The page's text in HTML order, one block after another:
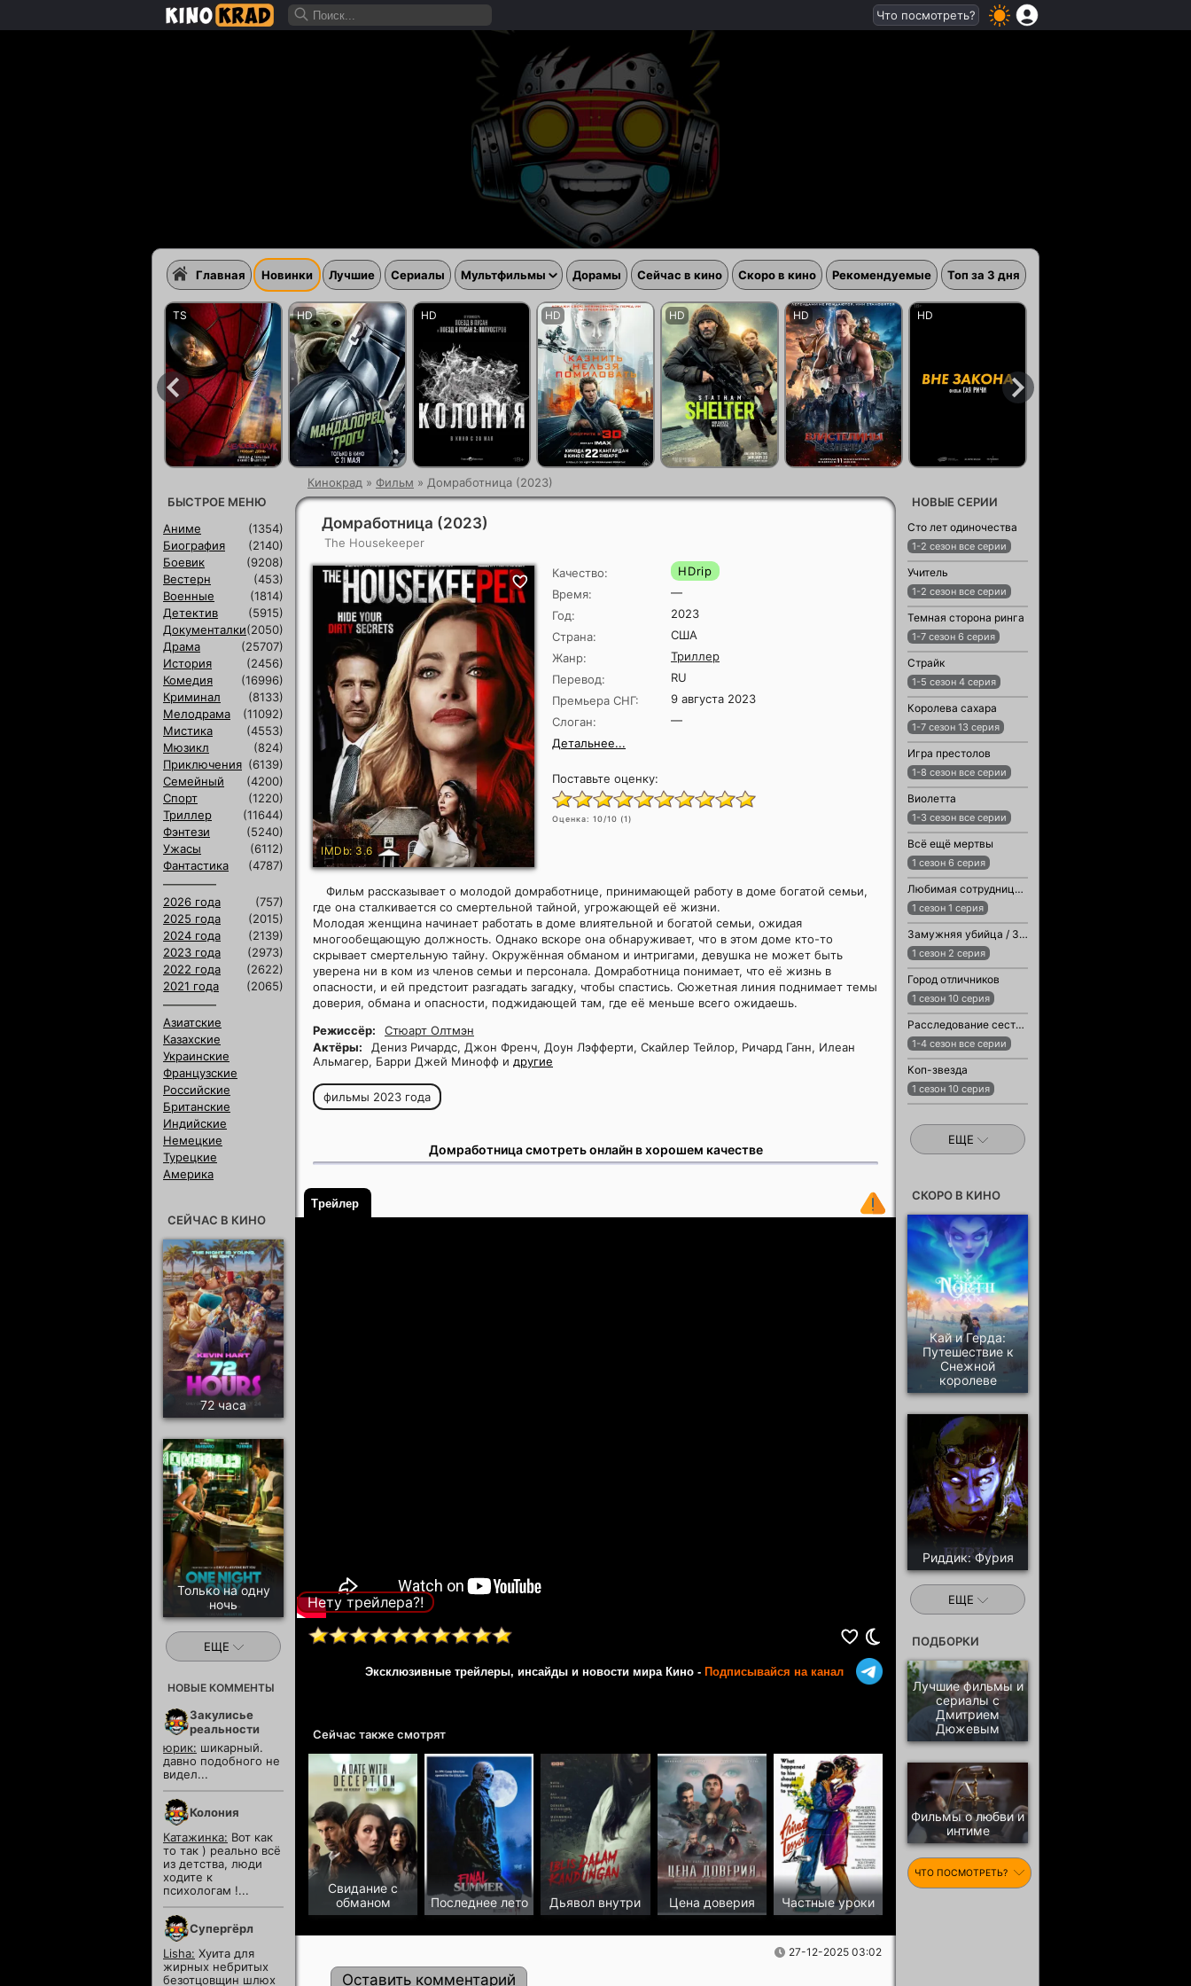
Кинокрад » Фильм » Домработница (2023)
Домработница (2023)
The Housekeeper
IMDb: 3.6
Качество:
HDrip
Время:
—
Год:
2023
Страна:
США
Жанр:
Триллер
Перевод:
RU
Премьера СНГ:
9 августа 2023
Слоган:
—
Детальнее...
Поставьте оценку:
Оценка: 10/10 (1)
Фильм рассказывает о молодой домработнице, принимающей работу в доме богатой семьи,
где она сталкивается со смертельной тайной, угрожающей её жизни.
Молодая женщина начинает работать в доме влиятельной и богатой семьи, ожидая
многообещающую должность. Однако вскоре она обнаруживает, что в этом доме кто-то
скрывает смертельную тайну. Окружённая обманом и интригами, девушка не может быть
уверена ни в ком из членов семьи и персонала. Домработница понимает, что её жизнь в
опасности, и ей предстоит разгадать загадку, чтобы спастись. Сюжетная линия поднимает темы
доверия, обмана и опасности, поджидающей там, где её меньше всего ожидаешь.
Режиссёр:
Стюарт Олтмэн
Актёры:
Дениз Ричардс, Джон Френч, Доун Лэфферти, Скайлер Тейлор, Ричард Ганн, Илеан
Альмагер, Барри Джей Минофф и другие
фильмы 2023 года
Домработница смотреть онлайн в хорошем качестве
Трейлер
Нету трейлера?!
Эксклюзивные трейлеры, инсайды и новости мира Кино - Подписывайся на канал
Сейчас также смотрят
Cвидание с
обманом
Последнее лето Дьявол внутри Цена доверия Частные уроки
27-12-2025 03:02
Оставить комментарий
БЫСТРОЕ МЕНЮ
Аниме
(1354)
Биография
(2140)
Боевик
(9208)
Вестерн
(453)
Военные
(1814)
Детектив
(5915)
Документалки(2050)
Драма
(25707)
История
(2456)
Комедия
(16996)
Криминал
(8133)
Мелодрама
(11092)
Мистика
(4553)
Мюзикл
(824)
Приключения (6139)
Семейный
(4200)
Спорт
(1220)
Триллер
(11644)
Фэнтези
(5240)
Ужасы
(6112)
Фантастика
(4787)
2026 года
(757)
2025 года
(2015)
2024 года
(2139)
2023 года
(2973)
2022 года
(2622)
2021 года
(2065)
Азиатские
Казахские
Украинские
Французские
Российские
Британские
Индийские
Немецкие
Турецкие
Америка
СЕЙЧАС В КИНО
72 часа
Только на одну
ночь
ЕЩЕ
НОВЫЕ КОММЕНТЫ
Закулисье
реальности
юрик: шикарный.
давно подобного не
видел...
Колония
Катажинка: Вот как
то так ) реально всё
из детства, люди
ходите к
психологам !...
Супергёрл
Lisha: Хуита для
жирных небритых
безотцовщин шлюх
НОВЫЕ СЕРИИ
Сто лет одиночества
1-2 сезон все серии
Учитель
1-2 сезон все серии
Темная сторона ринга
1-7 сезон 6 серия
Страйк
1-5 сезон 4 серия
Королева сахара
1-7 сезон 13 серия
Игра престолов
1-8 сезон все серии
Виолетта
1-3 сезон все серии
Всё ещё мертвы
1 сезон 6 серия
Любимая сотрудница / Любимый сотрудник
1 сезон 1 серия
Замужняя убийца / Замужняя женщина-убийца
1 сезон 2 серия
Город отличников
1 сезон 10 серия
Расследование сестры Бонифации
1-4 сезон все серии
Коп-звезда
1 сезон 10 серия
ЕЩЕ
СКОРО В КИНО
Кай и Герда:
Путешествие к
Снежной
королеве
Риддик: Фурия
ЕЩЕ
ПОДБОРКИ
Лучшие фильмы и
сериалы с
Дмитрием
Дюжевым
Фильмы о любви и
интиме
ЧТО ПОСМОТРЕТЬ?
Главная Новинки Лучшие Сериалы Мультфильмы Дорамы Сейчас в кино Скоро в кино Рекомендуемые Топ за 3 дня
Что посмотреть?